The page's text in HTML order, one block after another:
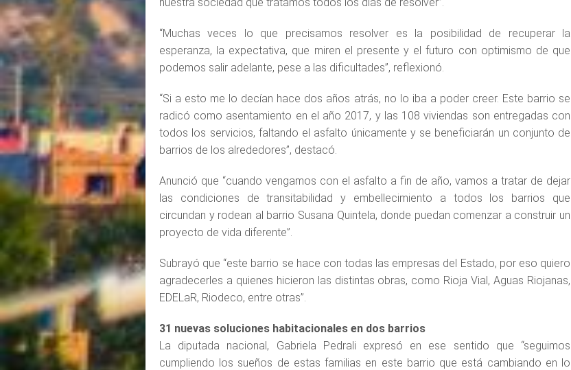
“Muchas veces lo que precisamos resolver es la posibilidad de recuperar la
esperanza, la expectativa, que miren el presente y el futuro con optimismo de que
podemos salir adelante, pese a las dificultades”, reflexionó.
“Si a esto me lo decían hace dos años atrás, no lo iba a poder creer. Este barrio se
radicó como asentamiento en el año 2017, y las 108 viviendas son entregadas con
todos los servicios, faltando el asfalto únicamente y se beneficiarán un conjunto de
barrios de los alrededores”, destacó.
Anunció que “cuando vengamos con el asfalto a fin de año, vamos a tratar de dejar
las condiciones de transitabilidad y embellecimiento a todos los barrios que
circundan y rodean al barrio Susana Quintela, donde puedan comenzar a construir un
proyecto de vida diferente”.
Subrayó que “este barrio se hace con todas las empresas del Estado, por eso quiero
agradecerles a quienes hicieron las distintas obras, como Rioja Vial, Aguas Riojanas,
EDELaR, Riodeco, entre otras”.
31 nuevas soluciones habitacionales en dos barrios
La diputada nacional, Gabriela Pedrali expresó en ese sentido que “seguimos
cumpliendo los sueños de estas familias en este barrio que está cambiando en lo